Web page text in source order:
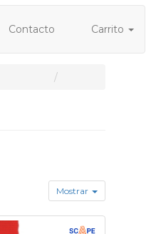
Contacto Carrito
Mostrar